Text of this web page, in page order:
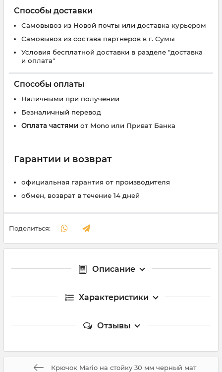
Способы доставки
Самовывоз из Новой почты или доставка курьером
Самовывоз из состава партнеров в г. Сумы
Условия бесплатной доставки в разделе "доставка
и оплата"
Способы оплаты
Наличными при получении
Безналичный перевод
Оплата частями от Mono или Приват Банка
Гарантии и возврат
официальная гарантия от производителя
обмен, возврат в течение 14 дней
Поделиться:
Описание
Характеристики
Отзывы
Крючок Mario на стойку 30 мм черный мат